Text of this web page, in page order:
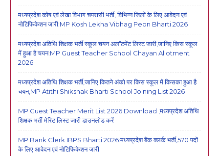
मध्यप्रदेश कोष एवं लेखा विभाग चपरासी भर्ती, विभिन्न जिलों के लिए आवेदन एवं
नोटिफिकेशन जारी:MP Kosh Lekha Vibhag Peon Bharti 2026
मध्यप्रदेश अतिथि शिक्षक भर्ती स्कूल चयन अलॉटमेंट लिस्ट जारी,जानिए किस स्कूल
में हुआ है चयन:MP Guest Teacher School Chayan Allotment
2026
मध्यप्रदेश अतिथि शिक्षक भर्ती,जानिए कितने अंको पर किस स्कूल में किसका हुआ है
चयन,MP Atithi Shikshak Bharti School Joining List 2026
MP Guest Teacher Merit List 2026 Download ,मध्यप्रदेश अतिथि
शिक्षक भर्ती मेरिट लिस्ट जारी डाउनलोड करें
MP Bank Clerk IBPS Bharti 2026:मध्यप्रदेश बैंक क्लर्क भर्ती,570 पदों
के लिए आवेदन एवं नोटिफिकेशन जारी